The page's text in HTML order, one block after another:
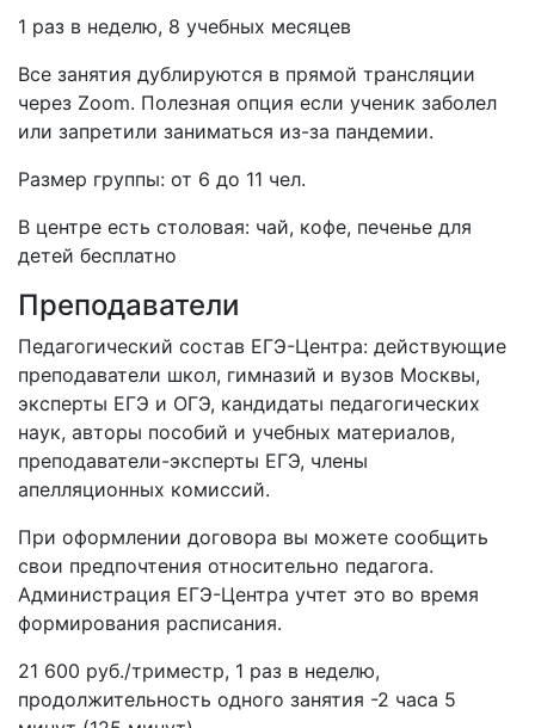
1 раз в неделю, 8 учебных месяцев
Все занятия дублируются в прямой трансляции
через Zoom. Полезная опция если ученик заболел
или запретили заниматься из-за пандемии.
Размер группы: от 6 до 11 чел.
В центре есть столовая: чай, кофе, печенье для
детей бесплатно
Преподаватели
Педагогический состав ЕГЭ-Центра: действующие
преподаватели школ, гимназий и вузов Москвы,
эксперты ЕГЭ и ОГЭ, кандидаты педагогических
наук, авторы пособий и учебных материалов,
преподаватели-эксперты ЕГЭ, члены
апелляционных комиссий.
При оформлении договора вы можете сообщить
свои предпочтения относительно педагога.
Администрация ЕГЭ-Центра учтет это во время
формирования расписания.
21 600 руб./триместр, 1 раз в неделю,
продолжительность одного занятия -2 часа 5